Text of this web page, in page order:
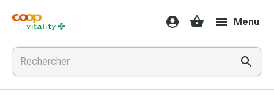
Médicaments
et
santé
Grippe
et
Refroidissement
Menu